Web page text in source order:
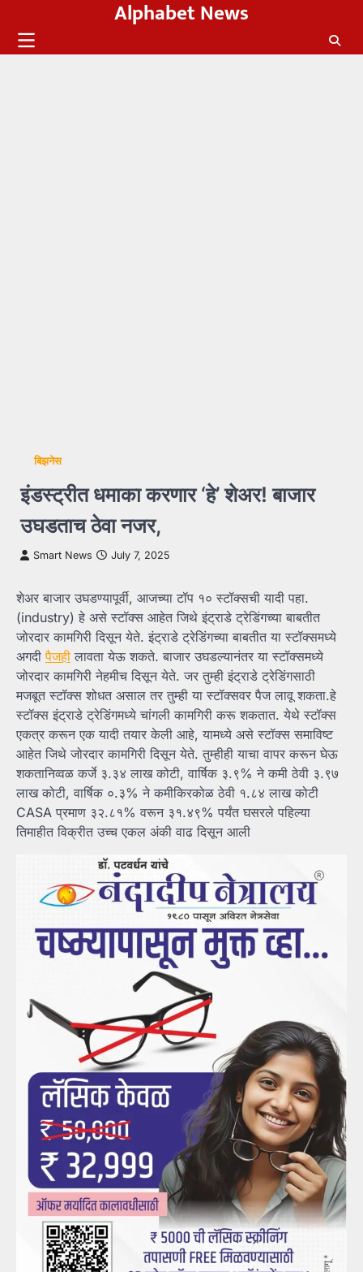
content
Alphabet News
बिझनेस
इंडस्ट्रीत धमाका करणार ‘हे’ शेअर! बाजार
उघडताच ठेवा नजर,
Smart News July 7, 2025
शेअर बाजार उघडण्यापूर्वी, आजच्या टॉप १० स्टॉक्सची यादी पहा.
(industry) हे असे स्टॉक्स आहेत जिथे इंट्राडे ट्रेडिंगच्या बाबतीत
जोरदार कामगिरी दिसून येते. इंट्राडे ट्रेडिंगच्या बाबतीत या स्टॉक्समध्ये
अगदीपैजही लावता येऊ शकते. बाजार उघडल्यानंतर या स्टॉक्समध्ये
जोरदार कामगिरी नेहमीच दिसून येते. जर तुम्ही इंट्राडे ट्रेडिंगसाठी
मजबूत स्टॉक्स शोधत असाल तर तुम्ही या स्टॉक्सवर पैज लावू शकता.हे
स्टॉक्स इंट्राडे ट्रेडिंगमध्ये चांगली कामगिरी करू शकतात. येथे स्टॉक्स
एकत्र करून एक यादी तयार केली आहे, यामध्ये असे स्टॉक्स समाविष्ट
आहेत जिथे जोरदार कामगिरी दिसून येते. तुम्हीही याचा वापर करून घेऊ
शकतानिव्वळ कर्जे ३.३४ लाख कोटी, वार्षिक ३.९% ने कमी ठेवी ३.९७
लाख कोटी, वार्षिक ०.३% ने कमीकिरकोळ ठेवी १.८४ लाख कोटी
CASA प्रमाण ३२.८१% वरून ३१.४९% पर्यंत घसरले पहिल्या
तिमाहीत विक्रीत उच्च एकल अंकी वाढ दिसून आली